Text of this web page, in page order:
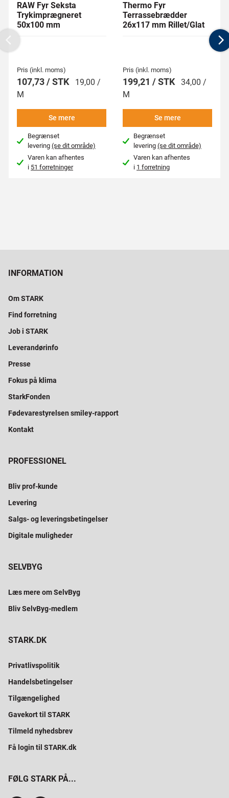
RAW Fyr Seksta
Trykimprægneret
50x100 mm
Pris (inkl. moms)
107,73 / STK
19,00 /
M
Se mere
Begrænset
levering(se dit område)
Varen kan afhentes
i 51 forretninger
Thermo Fyr
Terrassebrædder
26x117 mm Rillet/Glat
Pris (inkl. moms)
199,21 / STK 34,00 /
M
Se mere
Begrænset
levering(se dit område)
Varen kan afhentes
i 1 forretning
Previous
INFORMATION
Om STARK
Find forretning
Job i STARK
Leverandørinfo
Presse
Fokus på klima
StarkFonden
Fødevarestyrelsen smiley-rapport
Kontakt
PROFESSIONEL
Bliv prof-kunde
Levering
Salgs- og leveringsbetingelser
Digitale muligheder
SELVBYG
Læs mere om SelvByg
Bliv SelvByg-medlem
STARK.DK
Privatlivspolitik
Handelsbetingelser
Tilgængelighed
Gavekort til STARK
Tilmeld nyhedsbrev
Få login til STARK.dk
FØLG STARK PÅ...